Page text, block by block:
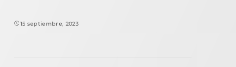
15 septiembre, 2023